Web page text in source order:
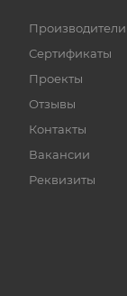
Производители
Сертификаты
Проекты
Отзывы
Контакты
Вакансии
Реквизиты